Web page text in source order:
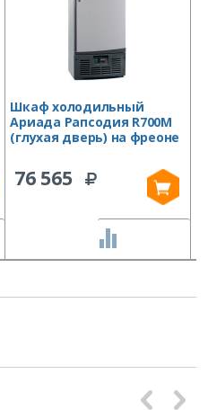
Шкаф холодильный
Ариада Рапсодия R700M
(глухая дверь) на фреоне
76 565